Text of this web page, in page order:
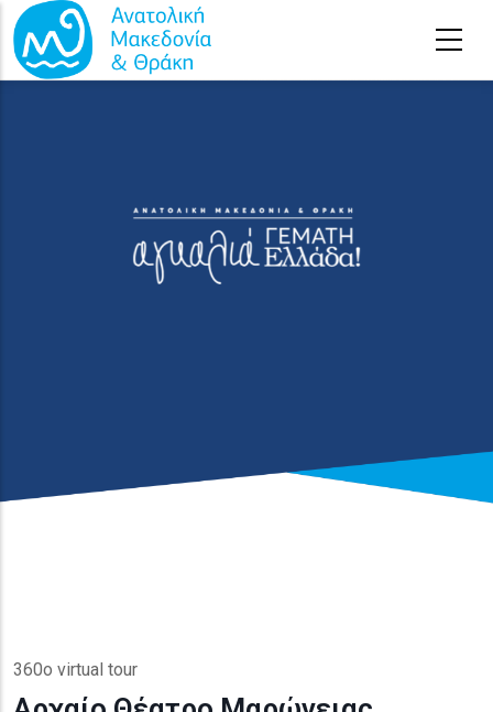
Παράκαμψη προς το κυρίως περιεχόμενο
360o virtual tour